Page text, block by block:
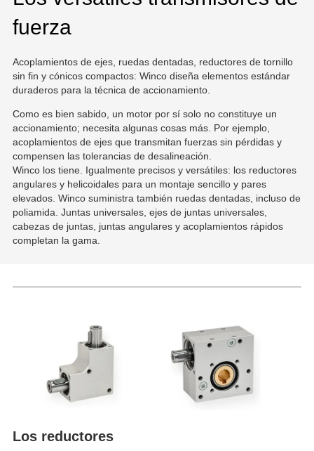
fuerza
Acoplamientos de ejes, ruedas dentadas, reductores de tornillo
sin fin y cónicos compactos: Winco diseña elementos estándar
duraderos para la técnica de accionamiento.
Como es bien sabido, un motor por sí solo no constituye un
accionamiento; necesita algunas cosas más. Por ejemplo,
acoplamientos de ejes que transmitan fuerzas sin pérdidas y
compensen las tolerancias de desalineación.
Winco los tiene. Igualmente precisos y versátiles: los reductores
angulares y helicoidales para un montaje sencillo y pares
elevados. Winco suministra también ruedas dentadas, incluso de
poliamida. Juntas universales, ejes de juntas universales,
cabezas de juntas, juntas angulares y acoplamientos rápidos
completan la gama.
Los reductores